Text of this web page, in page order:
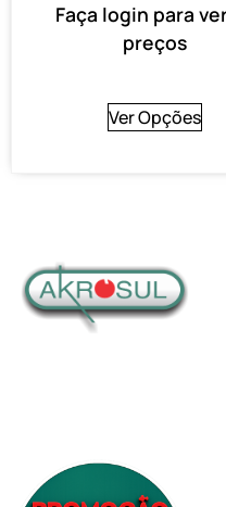
Faça login para
preços
Ver Opções